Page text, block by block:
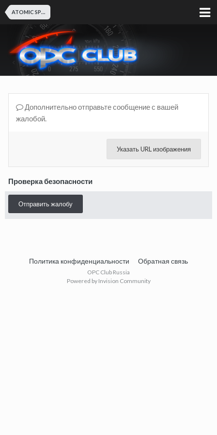
ATOMIC SPORTSCARS
Дополнительно отправьте сообщение с вашей
жалобой.
Указать URL изображения
Проверка безопасности
Отправить жалобу
Политика конфиденциальности Обратная связь
OPC Club Russia
Powered by Invision Community